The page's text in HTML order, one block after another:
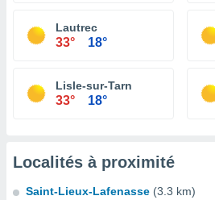
Lautrec
33° 18°
Lisle-sur-Tarn
33° 18°
Localités à proximité
Saint-Lieux-Lafenasse (3.3 km)